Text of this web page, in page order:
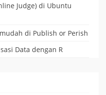
Judge) di Ubuntu
di Publish or Perish
Data dengan R